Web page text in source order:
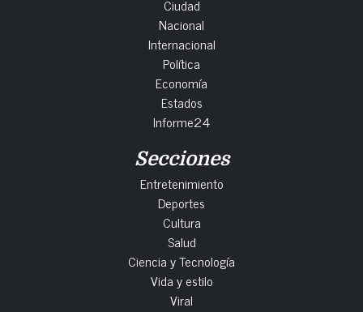
Ciudad
Nacional
Internacional
Política
Economía
Estados
Informe24
Secciones
Entretenimiento
Deportes
Cultura
Salud
Ciencia y Tecnología
Vida y estilo
Viral